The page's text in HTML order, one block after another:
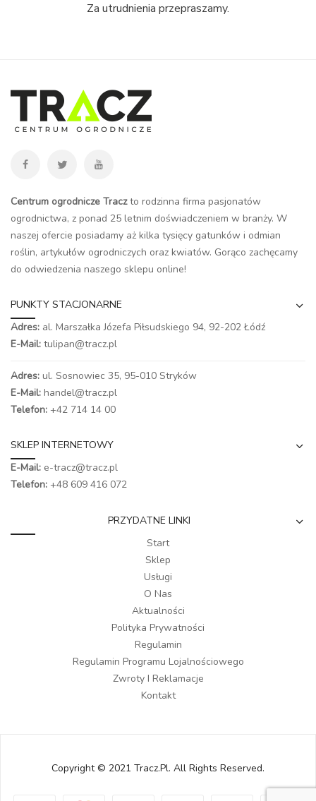
Za utrudnienia przepraszamy.
Centrum ogrodnicze Traczto rodzinna firma pasjonatów
ogrodnictwa, z ponad 25 letnim doświadczeniem w branży. W
naszej ofercie posiadamy aż kilka tysięcy gatunków i odmian
roślin, artykułów ogrodniczych oraz kwiatów. Gorąco zachęcamy
do odwiedzenia naszego sklepu online!
PUNKTY STACJONARNE
Adres: al. Marszałka Józefa Piłsudskiego 94, 92-202 Łódź
E-Mail: tulipan@tracz.pl
Adres: ul. Sosnowiec 35, 95-010 Stryków
E-Mail: handel@tracz.pl
Telefon: +42 714 14 00
SKLEP INTERNETOWY
E-Mail: e-tracz@tracz.pl
Telefon: +48 609 416 072
PRZYDATNE LINKI
Start
Sklep
Usługi
O Nas
Aktualności
Polityka Prywatności
Regulamin
Regulamin Programu Lojalnościowego
Zwroty I Reklamacje
Kontakt
Copyright © 2021 Tracz.pl. All Rights Reserved.